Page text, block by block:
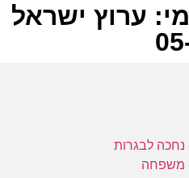
ערוץ ישראל